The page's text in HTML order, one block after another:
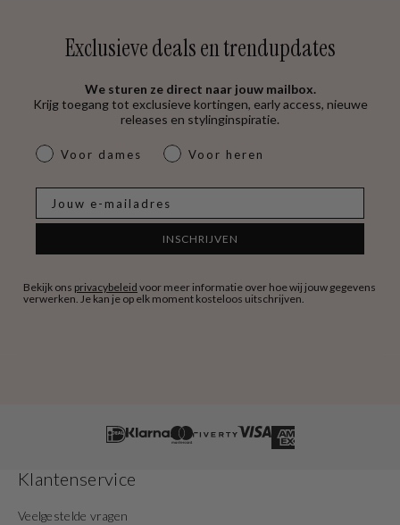
Exclusieve deals en trendupdates
We sturen ze direct naar jouw mailbox.
Krijg toegang tot exclusieve kortingen, early access, nieuwe
releases en stylinginspiratie.
dames & heren
Voor dames Voor heren
INSCHRIJVEN
Bekijk ons privacybeleid voor meer informatie over hoe wij jouw gegevens
verwerken. Je kan je op elk moment kosteloos uitschrijven.
Klantenservice
Veelgestelde vragen